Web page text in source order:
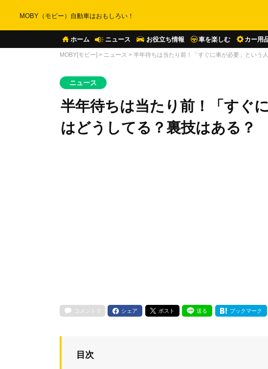
MOBY（モビー）自動車はおもしろい！
ホーム ニュース お役立ち情報 車を楽しむ カー用
MOBY[モビー] > ニュース > 半年待ちは当たり前！「すぐに車が必要」という
ニュース
半年待ちは当たり前！「すぐ
はどうしてる？裏技はある？
コメント 0 シェア ポスト 送る ブックマーク
目次